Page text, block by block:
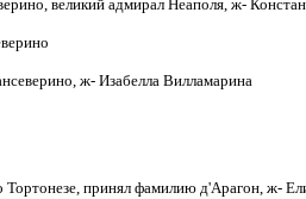
великий адмирал Неаполя, ж-
ж- Изабелла Вилламарина
Тортонезе, принял фамилию д'Арагон, ж-